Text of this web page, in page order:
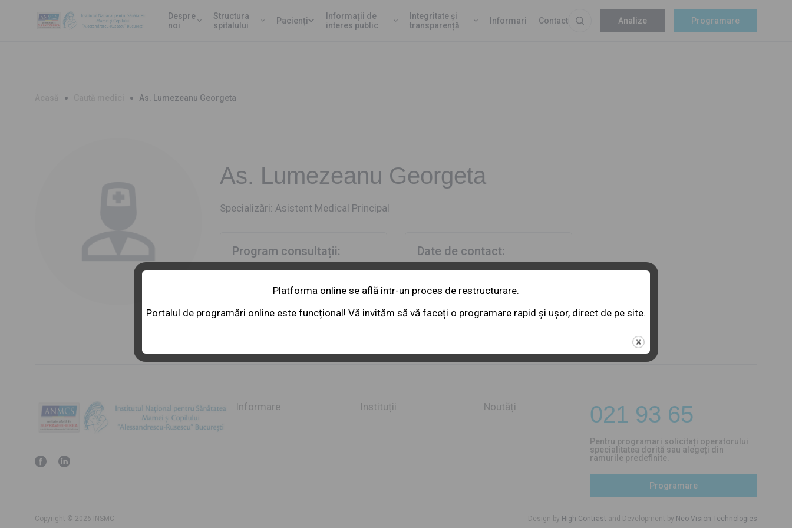
Despre
noi
Structura
spitalului
Pacienți
Informații de
interes public
Integritate și
transparență
Informari Contact Analize Programare
As. Lumezeanu Georgeta
As. Lumezeanu Georgeta
Specializări: Asistent Medical Principal
Program consultații: Date de contact:
Informare Instituții Noutăți 021 93 65
Pentru programari solicitați operatorului
specialitatea dorită sau alegeți din
ramurile predefinite.
Programare
Copyright © 2026 INSMC Design by High Contrast and Development by Neo Vision Technologies
Platforma online se află într-un proces de restructurare.
Portalul de programări online este funcțional! Vă invităm să vă faceți o programare rapid și ușor, direct de pe site.